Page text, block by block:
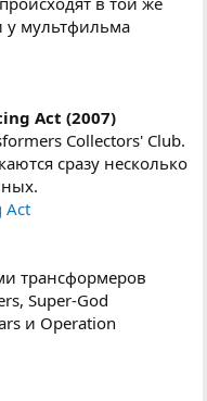
у мультфильма
Act (2007)
Collectors' Club.
сразу несколько
Act
трансформеров
Super-God
и Operation